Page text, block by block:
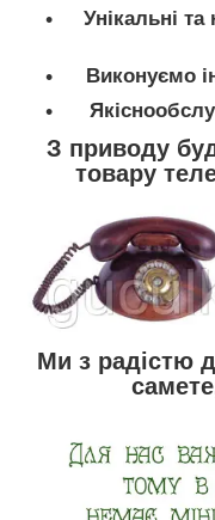
Унікальні
Виконуємо
З приводу
товару
Ми з радістю